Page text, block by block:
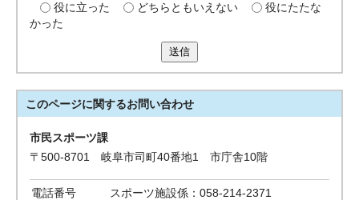
役に立った
どちらともいえない
役にたたな
かった
送信
このページに関するお問い合わせ
市民スポーツ課
〒500-8701 岐阜市司町40番地1 市庁舎10階
電話番号
スポーツ施設係：058-214-2371